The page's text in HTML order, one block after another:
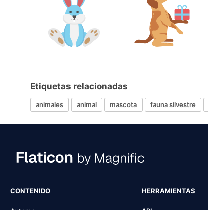
Etiquetas relacionadas
animales animal mascota fauna silvestre
CONTENIDO HERRAMIENTAS